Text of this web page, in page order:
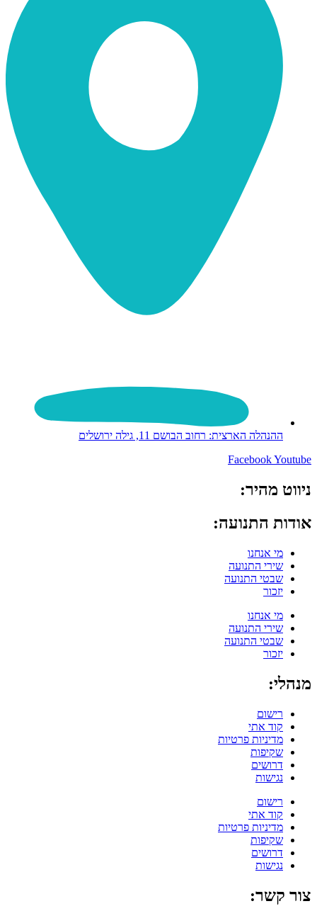
ההנהלה הארצית: רחוב הבושם 11, גילה ירושלים
FacebookYoutube
ניווט מהיר:
אודות התנועה:
מי אנחנו
שירי התנועה
שבטי התנועה
יזכור
מי אנחנו
שירי התנועה
שבטי התנועה
יזכור
מנהלי:
רישום
קוד אתי
מדיניות פרטיות
שקיפות
דרושים
נגישות
רישום
קוד אתי
מדיניות פרטיות
שקיפות
דרושים
נגישות
צור קשר: